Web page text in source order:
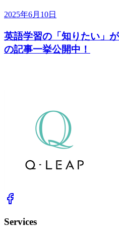
2025年6月10日
英語学習の「知りたい」
の記事一挙公開中！
Services